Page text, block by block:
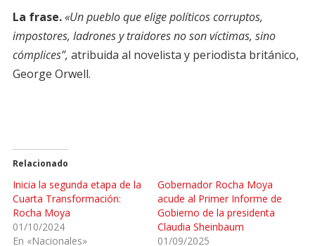
La frase.«Un pueblo que elige políticos corruptos,
impostores, ladrones y traidores no son víctimas, sino
cómplices”, atribuida al novelista y periodista británico,
George Orwell.
Relacionado
Inicia la segunda etapa de la
Cuarta Transformación:
Rocha Moya
01/10/2024
En «Nacionales»
Gobernador Rocha Moya
acude al Primer Informe de
Gobierno de la presidenta
Claudia Sheinbaum
01/09/2025